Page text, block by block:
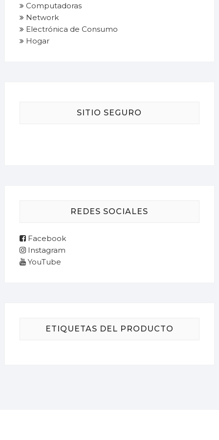
Computadoras
Network
Electrónica de Consumo
Hogar
SITIO SEGURO
REDES SOCIALES
Facebook
Instagram
YouTube
ETIQUETAS DEL PRODUCTO